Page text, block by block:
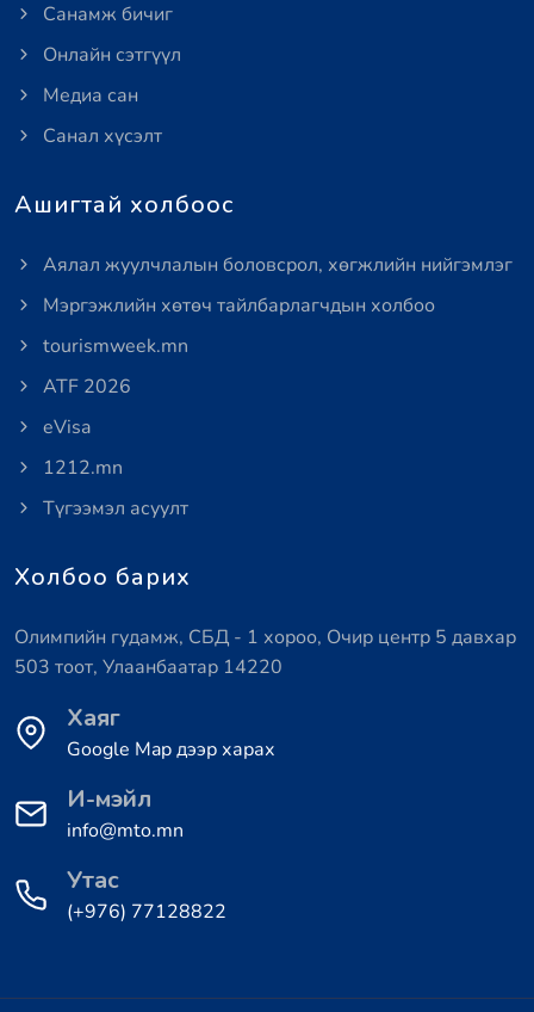
Санамж бичиг
Онлайн сэтгүүл
Медиа сан
Санал хүсэлт
Ашигтай холбоос
Аялал жуулчлалын боловсрол, хөгжлийн нийгэмлэг
Мэргэжлийн хөтөч тайлбарлагчдын холбоо
tourismweek.mn
ATF 2026
eVisa
1212.mn
Түгээмэл асуулт
Холбоо барих
Олимпийн гудамж, СБД - 1 хороо, Очир центр 5 давхар
503 тоот, Улаанбаатар 14220
Хаяг
Google Map дээр харах
И-мэйл
info@mto.mn
Утас
(+976) 77128822